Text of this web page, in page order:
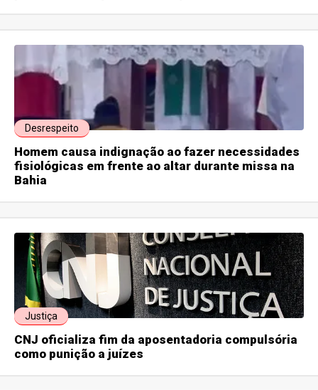
Desrespeito
Homem causa indignação ao fazer necessidades
fisiológicas em frente ao altar durante missa na
Bahia
Justiça
CNJ oficializa fim da aposentadoria compulsória
como punição a juízes